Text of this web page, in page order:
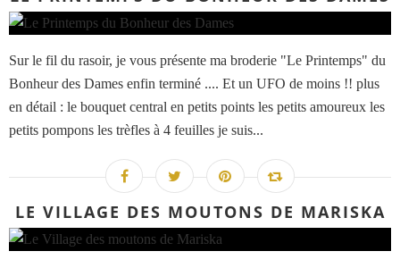
Sur le fil du rasoir, je vous présente ma broderie "Le Printemps" du
Bonheur des Dames enfin terminé .... Et un UFO de moins !! plus
en détail : le bouquet central en petits points les petits amoureux les
petits pompons les trèfles à 4 feuilles je suis...
LE VILLAGE DES MOUTONS DE MARISKA